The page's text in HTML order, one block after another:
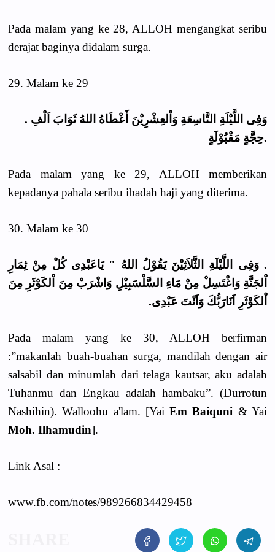
Pada malam yang ke 28, ALLOH mengangkat seribu
derajat baginya didalam surga.
29. Malam ke 29
. وَفِى اللَّيْلَةِ التَّاسِعَةِ وَاْلعِشْرِيْنَ أَعْطَاهُ اللهُ ثَوَابَ اَلْفِ
حِجَّةٍ مَقْبُوْلَةٍ.
Pada malam yang ke 29, ALLOH memberikan
kepadanya pahala seribu ibadah haji yang diterima.
30. Malam ke 30
. وَفِى اللَّيْلَةِ الثَّلاَثِيْنَ يَقُوْلُ اللهُ " يَاعَبْدِى كُلْ مِنْ ثِمَارِ
اْلجَنَّةِ وَاغْتَسِلْ مِنْ مَاءِ السَّلْسَبِيْلِ وَاشْرَبْ مِنَ اْلكَوْثَرِ مِنَ
اْلكَوْثَرِ اَنَارَبُّكَ وَاَنْتَ عَبْدِى.
Pada malam yang ke 30, ALLOH berfirman
:”makanlah buah-buahan surga, mandilah dengan air
salsabil dan minumlah dari telaga kautsar, aku adalah
Tuhanmu dan Engkau adalah hambaku”. (Durrotun
Nashihin). Walloohu a'lam. [YaiEm Baiquni & Yai
Moh. Ilhamudin].
Link Asal :
www.fb.com/notes/989266834429458